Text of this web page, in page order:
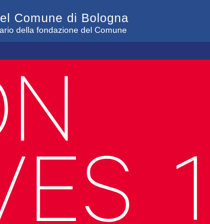
Comune di Bologna
della fondazione del Comune